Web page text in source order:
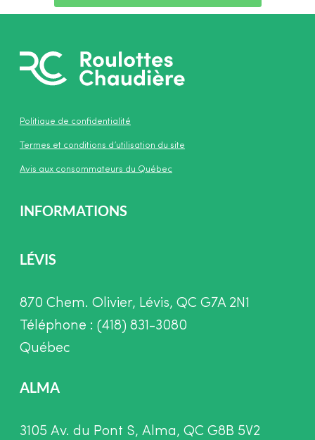
Politique de confidentialité
Termes et conditions d’utilisation du site
Avis aux consommateurs du Québec
INFORMATIONS
LÉVIS
870 Chem. Olivier, Lévis, QC G7A 2N1
Téléphone : (418) 831-3080
Québec
ALMA
3105 Av. du Pont S, Alma, QC G8B 5V2